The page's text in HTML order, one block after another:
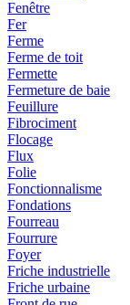
Fenêtre
Fer
Ferme
Ferme de toit
Fermette
Fermeture de baie
Feuillure
Fibrociment
Flocage
Flux
Folie
Fonctionnalisme
Fondations
Fourreau
Fourrure
Foyer
Friche industrielle
Friche urbaine